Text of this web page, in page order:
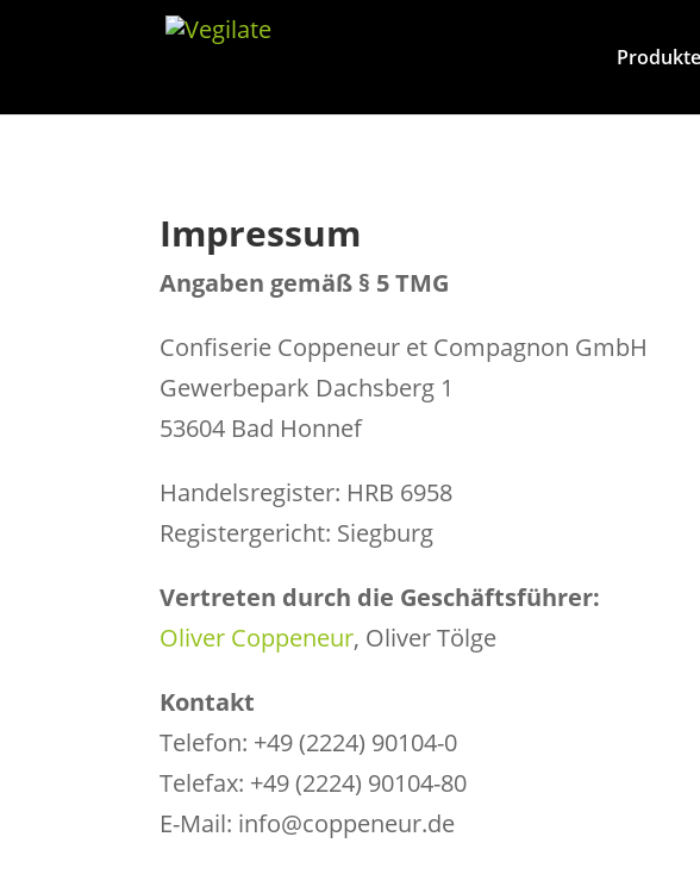
Produkte
Impressum
Angaben gemäß § 5 TMG
Confiserie Coppeneur et Compagnon GmbH
Gewerbepark Dachsberg 1
53604 Bad Honnef
Handelsregister: HRB 6958
Registergericht: Siegburg
Vertreten durch die Geschäftsführer:
Oliver Coppeneur, Oliver Tölge
Kontakt
Telefon: +49 (2224) 90104-0
Telefax: +49 (2224) 90104-80
E-Mail: info@coppeneur.de